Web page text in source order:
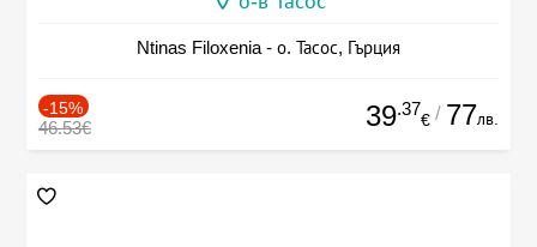
Ntinas Filoxenia - о. Тасос, Гърция
-15%
46.53€ 39.37
€ / 77лв.